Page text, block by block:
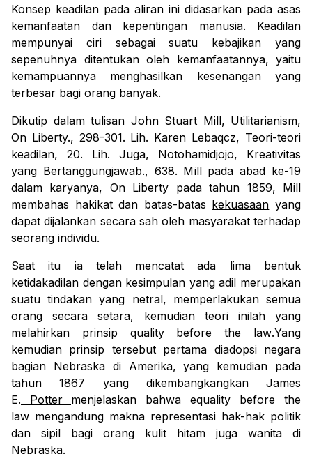
Konsep keadilan pada aliran ini didasarkan pada asas
kemanfaatan dan kepentingan manusia. Keadilan
mempunyai ciri sebagai suatu kebajikan yang
sepenuhnya ditentukan oleh kemanfaatannya, yaitu
kemampuannya menghasilkan kesenangan yang
terbesar bagi orang banyak.
Dikutip dalam tulisan John Stuart Mill, Utilitarianism,
On Liberty., 298-301. Lih. Karen Lebaqcz, Teori-teori
keadilan, 20. Lih. Juga, Notohamidjojo, Kreativitas
yang Bertanggungjawab., 638. Mill pada abad ke-19
dalam karyanya, On Liberty pada tahun 1859, Mill
membahas hakikat dan batas-batas kekuasaan yang
dapat dijalankan secara sah oleh masyarakat terhadap
seorang individu.
Saat itu ia telah mencatat ada lima bentuk
ketidakadilan dengan kesimpulan yang adil merupakan
suatu tindakan yang netral, memperlakukan semua
orang secara setara, kemudian teori inilah yang
melahirkan prinsip quality before the law.Yang
kemudian prinsip tersebut pertama diadopsi negara
bagian Nebraska di Amerika, yang kemudian pada
tahun 1867 yang dikembangkangkan James
E. Potter menjelaskan bahwa equality before the
law mengandung makna representasi hak-hak politik
dan sipil bagi orang kulit hitam juga wanita di
Nebraska.